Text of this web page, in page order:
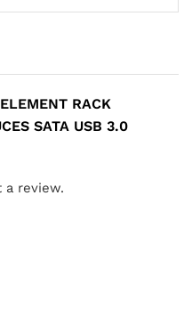
RACK
SATA USB 3.0
a review.